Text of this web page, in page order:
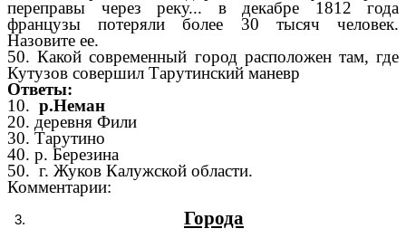
переправы через реку... в декабре 1812 года
французы потеряли более 30 тысяч человек.
Назовите ее.
50. Какой современный город расположен там, где
Кутузов совершил Тарутинский маневр
Ответы:
10. р.Неман
20. деревня Фили
30. Тарутино
40. р. Березина
50. г. Жуков Калужской области.
Комментарии:
Города